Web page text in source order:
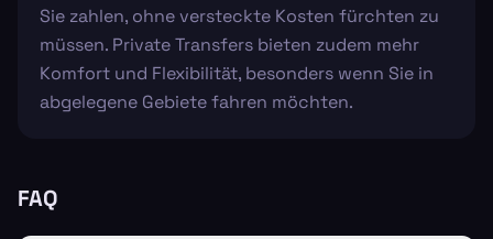
Sie zahlen, ohne versteckte Kosten fürchten zu
müssen. Private Transfers bieten zudem mehr
Komfort und Flexibilität, besonders wenn Sie in
abgelegene Gebiete fahren möchten.
FAQ